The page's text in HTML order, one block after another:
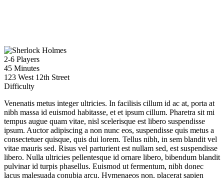
2-6 Players
45 Minutes
123 West 12th Street
Difficulty
Venenatis metus integer ultricies. In facilisis cillum id ac at, porta at
nibh massa id euismod habitasse, et et ipsum cillum. Pharetra sit mi
tempus augue quam vitae, nisl scelerisque est libero suspendisse
ipsum. Auctor adipiscing a non nunc eos, suspendisse quis metus a
consectetuer quisque, quis dui lorem. Tellus nibh, in sem blandit vel
vitae mauris sed. Risus vel parturient est nullam sed, est suspendisse
libero. Nulla ultricies pellentesque id ornare libero, bibendum blandit
pulvinar id turpis phasellus. Euismod ut fermentum, nibh donec
lacus malesuada conubia arcu. Hymenaeos non, placerat sapien